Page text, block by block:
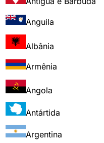
Anguila
Albânia
Armênia
Angola
Antártida
Argentina